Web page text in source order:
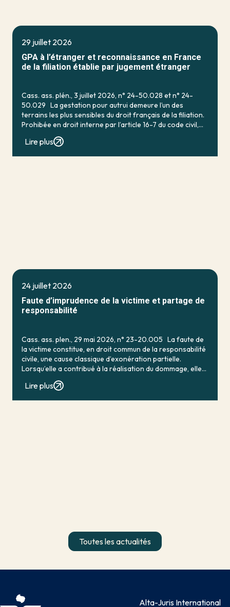
29 juillet 2026
GPA à l’étranger et reconnaissance en France
de la filiation établie par jugement étranger
Cass. ass. plén., 3 juillet 2026, n° 24-50.028 et n° 24-
50.029 La gestation pour autrui demeure l’un des
terrains les plus sensibles du droit français de la filiation.
Prohibée en droit interne par l’article 16-7 du code civil,
Lire plus
24 juillet 2026
Faute d’imprudence de la victime et partage de
responsabilité
Cass. ass. plen., 29 mai 2026, n° 23-20.005 La faute de
la victime constitue, en droit commun de la responsabilité
civile, une cause classique d’exonération partielle.
Lorsqu’elle a contribué à la réalisation du dommage, elle
conduit en principe à […]
Lire plus
Toutes les actualités
Alta-Juris International